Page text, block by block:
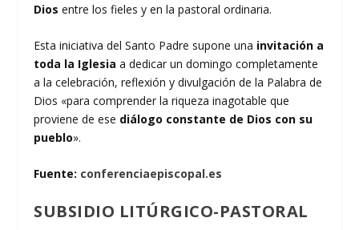
Dios entre los fieles y en la pastoral ordinaria.
Esta iniciativa del Santo Padre supone una invitación a
toda la Iglesia a dedicar un domingo completamente
a la celebración, reflexión y divulgación de la Palabra de
Dios «para comprender la riqueza inagotable que
proviene de ese diálogo constante de Dios con su
pueblo».
Fuente: conferenciaepiscopal.es
SUBSIDIO LITÚRGICO-PASTORAL